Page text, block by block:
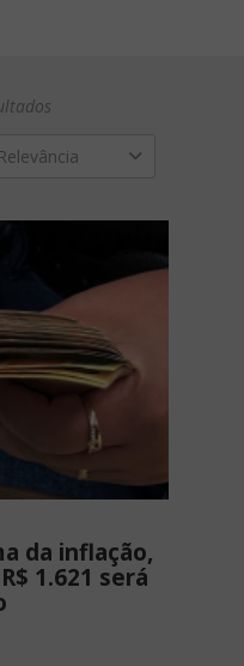
Relevância
da inflação,
1.621 será